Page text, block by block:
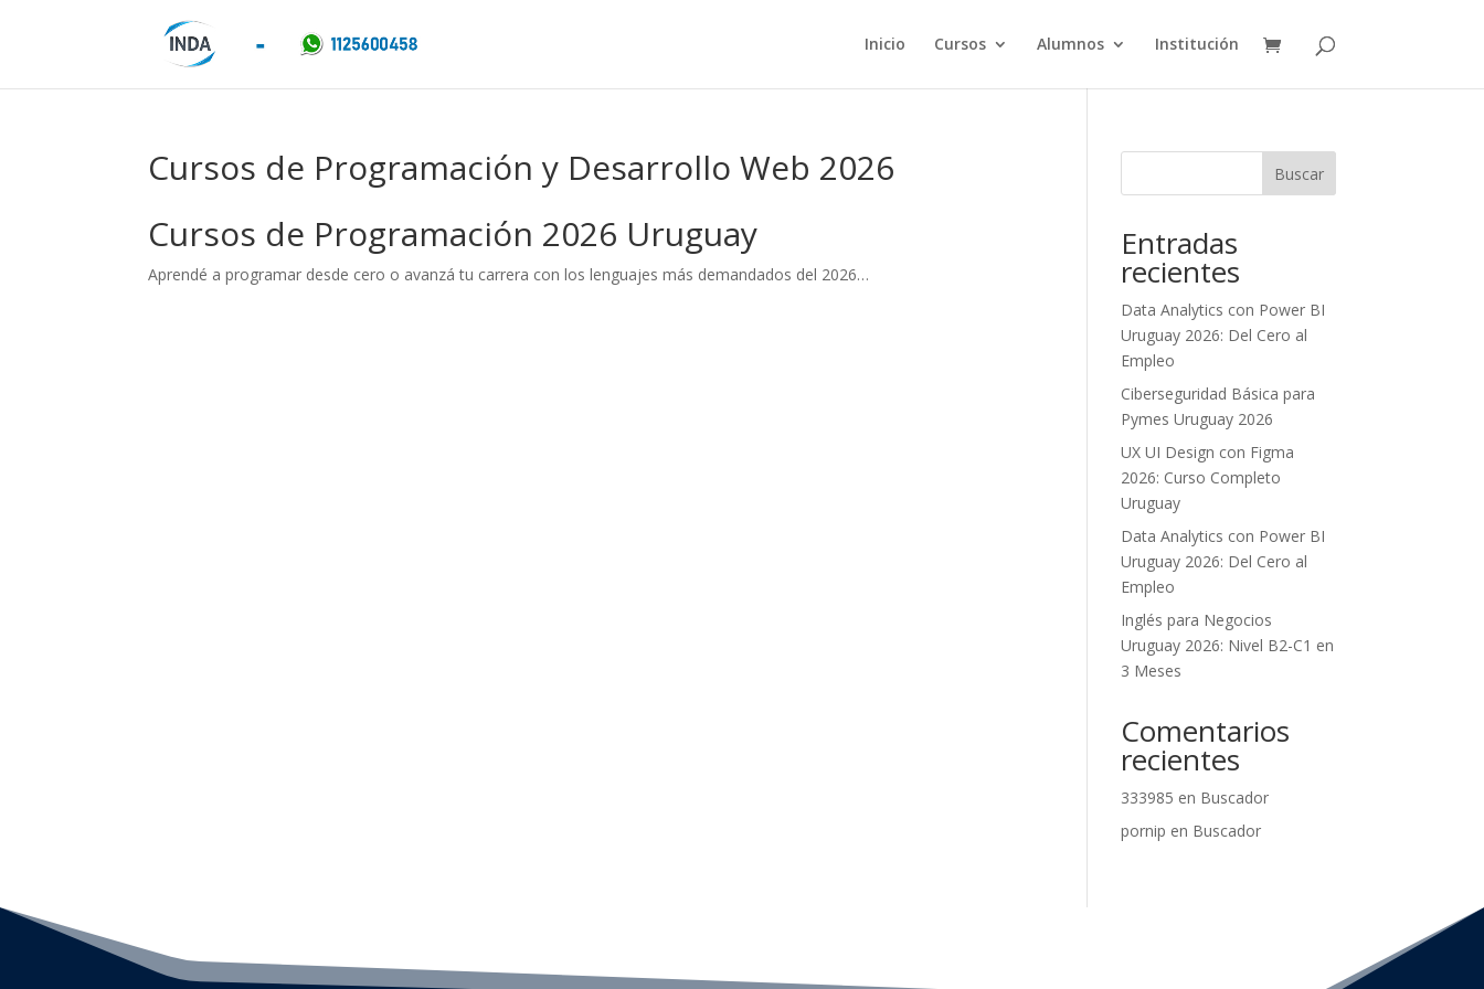
Inicio Cursos Alumnos Institución
Cursos de Programación y Desarrollo Web 2026
Cursos de Programación 2026 Uruguay
Aprendé a programar desde cero o avanzá tu carrera con los lenguajes más demandados del 2026…
Buscar
Entradas
recientes
Data Analytics con Power BI
Uruguay 2026: Del Cero al
Empleo
Ciberseguridad Básica para
Pymes Uruguay 2026
UX UI Design con Figma
2026: Curso Completo
Uruguay
Data Analytics con Power BI
Uruguay 2026: Del Cero al
Empleo
Inglés para Negocios
Uruguay 2026: Nivel B2-C1 en
3 Meses
Comentarios
recientes
333985 en Buscador
pornip en Buscador